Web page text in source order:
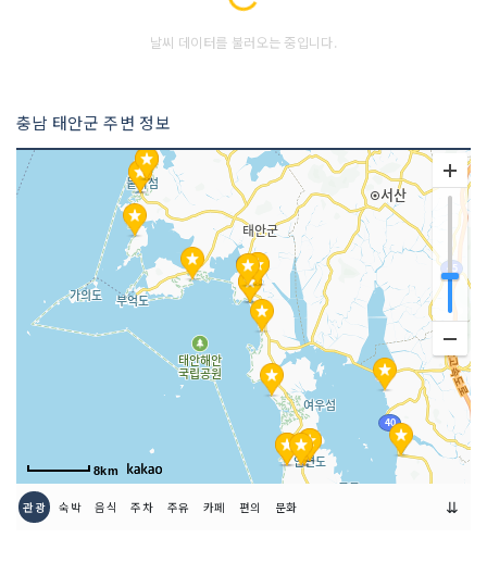
날씨 데이터를 불러오는 중입니다.
충남 태안군 주변 정보
8km
관광 숙박 음식 주차 주유 카페 편의 문화 ⇊